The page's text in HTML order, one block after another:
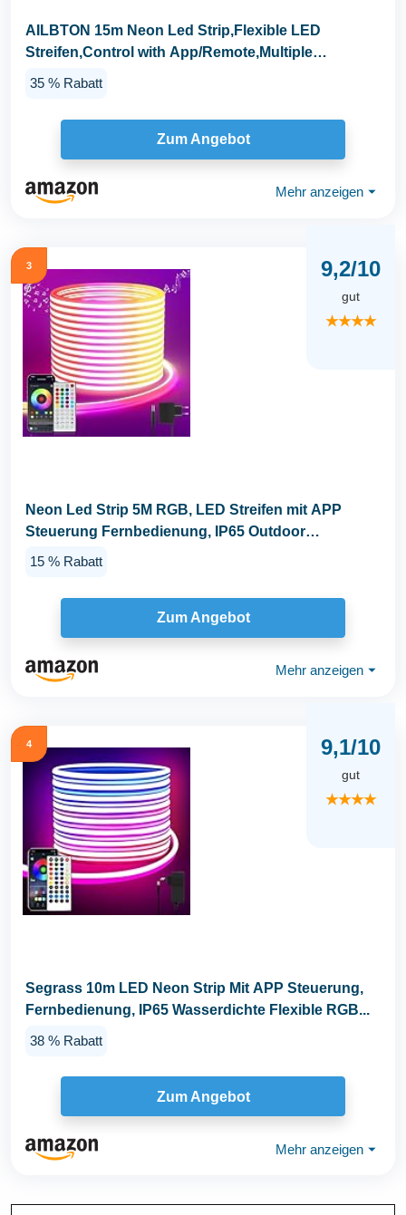
AILBTON 15m Neon Led Strip,Flexible LED
Streifen,Control with App/Remote,Multiple
35 % Rabatt
Zum Angebot
Mehr anzeigen ⏷
3 9,2/10
gut
★★★★
Neon Led Strip 5M RGB, LED Streifen mit APP
Steuerung Fernbedienung, IP65 Outdoor
Wasserdichte...
15 % Rabatt
Zum Angebot
Mehr anzeigen ⏷
4 9,1/10
gut
★★★★
Segrass 10m LED Neon Strip Mit APP Steuerung,
Fernbedienung, IP65 Wasserdichte Flexible RGB...
38 % Rabatt
Zum Angebot
Mehr anzeigen ⏷